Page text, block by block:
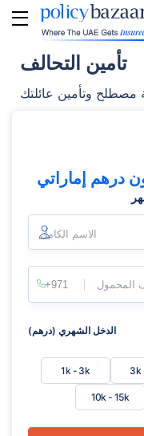
تأمين التحالف
وتأمين عائلتك
درهم إماراتي
الاسم الكامل
المحمول
الدخل الشهري (درهم)
1k - 3k 3k
10k - 15k